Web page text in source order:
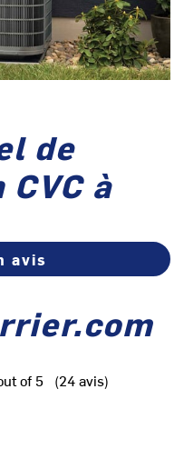
de
à
avis
of 5 (24 avis)